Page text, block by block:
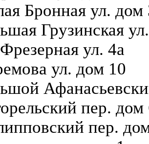
Бронная ул. дом
Грузинская
ул. 4а
ул. дом 10
пер. дом
пер.